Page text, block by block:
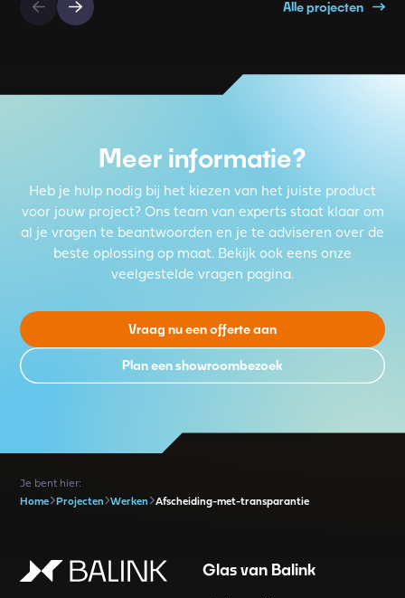
Alle projecten
Meer informatie?
Heb je hulp nodig bij het kiezen van het juiste product
voor jouw project? Ons team van experts staat klaar om
al je vragen te beantwoorden en je te adviseren over de
beste oplossing op maat. Bekijk ook eens onze
veelgestelde vragen pagina.
Vraag nu een offerte aan
Plan een showroombezoek
Je bent hier:
Home
Projecten Werken Afscheiding-met-transparantie
Glas van Balink